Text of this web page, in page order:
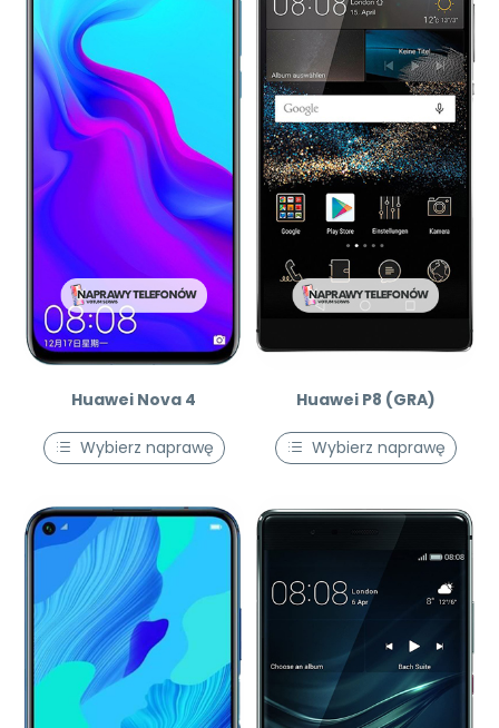
Huawei Nova 4
Wybierz naprawę
Huawei P8 (GRA)
Wybierz naprawę